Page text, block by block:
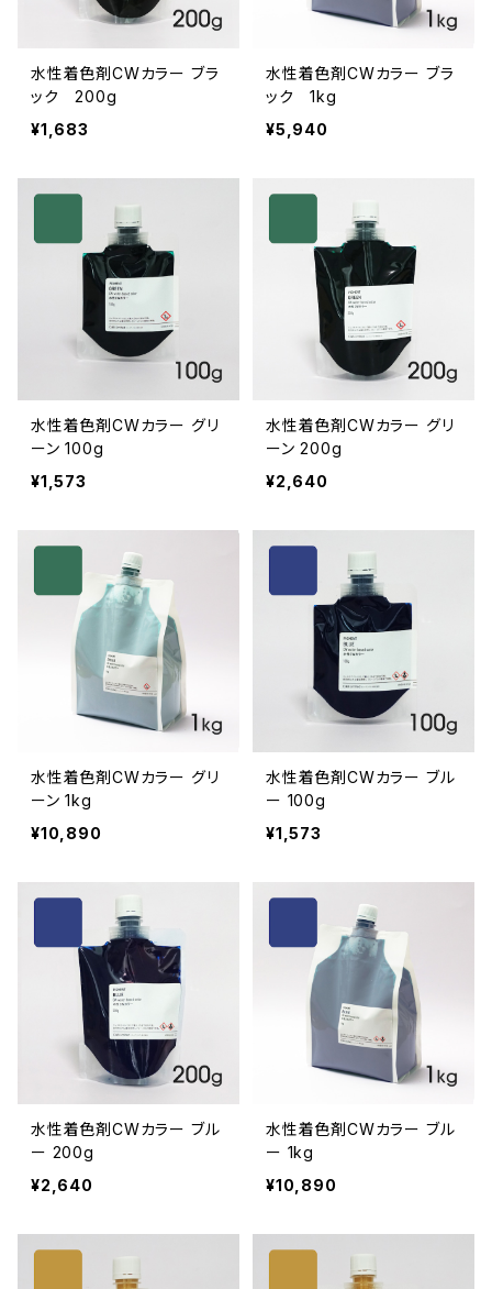
水性着色剤CWカラー ブラ
ック 200g
¥1,683
水性着色剤CWカラー ブラ
ック 1kg
¥5,940
水性着色剤CWカラー グリ
ーン 100g
¥1,573
水性着色剤CWカラー グリ
ーン 200g
¥2,640
水性着色剤CWカラー グリ
ーン 1kg
¥10,890
水性着色剤CWカラー ブル
ー 100g
¥1,573
水性着色剤CWカラー ブル
ー 200g
¥2,640
水性着色剤CWカラー ブル
ー 1kg
¥10,890